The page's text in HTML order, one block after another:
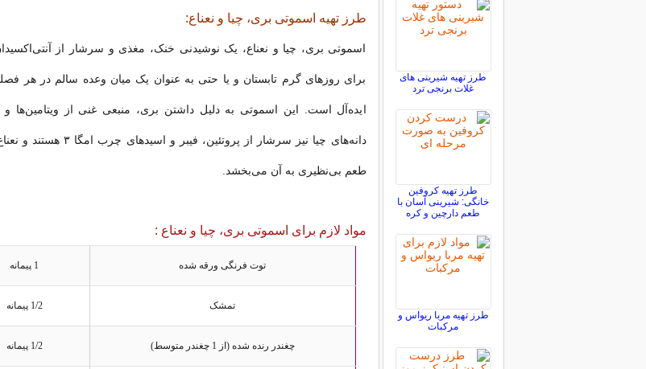
طرز تهیه اسموتی بری، چیا و نعناع:
اسموتی بری، چیا و نعناع، یک نوشیدنی خنک، مغذی و سرشار از
برای روزهای گرم تابستان و یا حتی به عنوان یک میان وعده سالم در هر
ایده‌آل است. این اسموتی به دلیل داشتن بری، منبعی غنی از ویتامین‌ها و
دانه‌های چیا نیز سرشار از پروتئین، فیبر و
طعم بی‌نظیری به آن می‌بخشد.
مواد لازم برای اسموتی بری، چیا و نعناع :
توت فرنگی ورقه شده 1 پیمانه
تمشک 1/2 پیمانه
چغندر رنده شده (از 1 چغندر متوسط) 1/2 پیمانه
طرز تهیه شیرینی های
غلات برنجی ترد
طرز تهیه کروفین
خانگی: شیرینی آسان با
طعم دارچین و کره
طرز تهیه مربا ریواس و
مرکبات